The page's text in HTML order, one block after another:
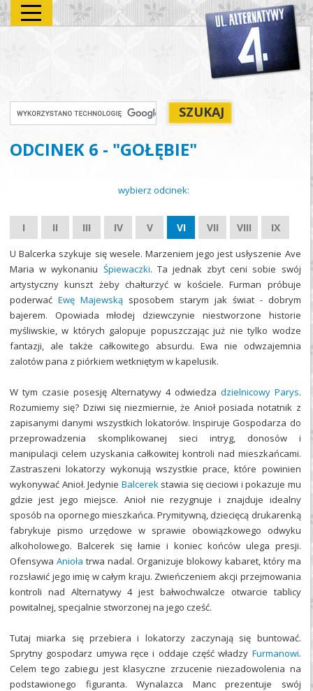
ODCINEK 6 - "GOŁĘBIE"
wybierz odcinek:
I II III IV V VI VII VIII IX
U Balcerka szykuje się wesele. Marzeniem jego jest usłyszenie Ave
Maria w wykonaniu Śpiewaczki. Ta jednak zbyt ceni sobie swój
artystyczny kunszt żeby chałturzyć w kościele. Furman próbuje
poderwać Ewę Majewską sposobem starym jak świat - dobrym
bajerem. Opowiada młodej dziewczynie niestworzone historie
myśliwskie, w których galopuje popuszczając już nie tylko wodze
fantazji, ale także całkowitego absurdu. Ewa nie odwzajemnia
zalotów pana z piórkiem wetkniętym w kapelusik.
W tym czasie posesję Alternatywy 4 odwiedza dzielnicowy Parys.
Rozumiemy się? Dziwi się niezmiernie, że Anioł posiada notatnik z
zapisanymi danymi wszystkich lokatorów. Inspiruje Gospodarza do
przeprowadzenia skomplikowanej sieci intryg, donosów i
manipulacji celem uzyskania całkowitej kontroli nad mieszkańcami.
Zastraszeni lokatorzy wykonują wszystkie prace, które powinien
wykonywać Anioł. Jedynie Balcerekstawia się cieciowi i pokazuje mu
gdzie jest jego miejsce. Anioł nie rezygnuje i znajduje idealny
sposób na opornego mieszkańca. Prymitywną, dziecięcą drukarenką
fabrykuje pismo urzędowe w sprawie obowiązkowego odwyku
alkoholowego. Balcerek się łamie i koniec końców ulega presji.
Ofensywa Anioła trwa nadal. Organizuje blokowy kabaret, który ma
rozsławić jego imię w całym kraju. Zwieńczeniem akcji przejmowania
kontroli nad Alternatywy 4 jest bałwochwalcze otwarcie tablicy
powitalnej, specjalnie stworzonej na jego cześć.
Tutaj miarka się przebiera i lokatorzy zaczynają się buntować.
Sprytny gospodarz umywa ręce i oddaje część władzy Furmanowi.
Celem tego zabiegu jest klasyczne zrzucenie niezadowolenia na
podstawionego figuranta. Wynalazca Manc prezentuje swój